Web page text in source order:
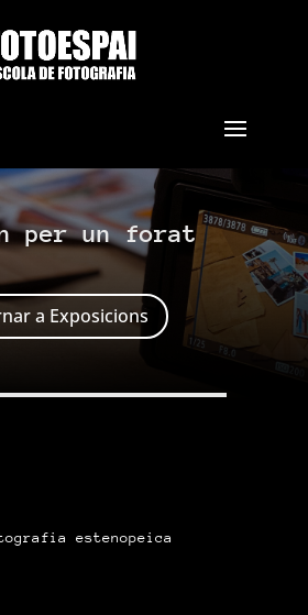
per un forat
a Exposicions
estenopeica